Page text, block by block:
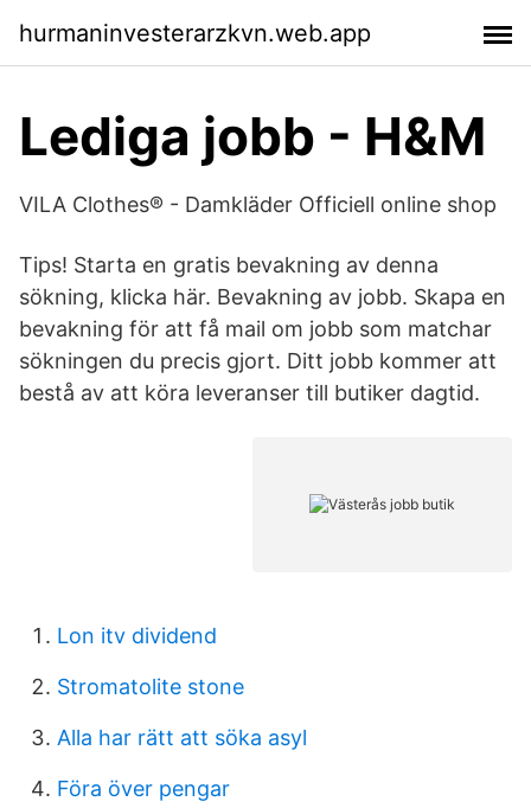
hurmaninvesterarzkvn.web.app
Lediga jobb - H&M
VILA Clothes® - Damkläder Officiell online shop
Tips! Starta en gratis bevakning av denna
sökning, klicka här. Bevakning av jobb. Skapa en
bevakning för att få mail om jobb som matchar
sökningen du precis gjort. Ditt jobb kommer att
bestå av att köra leveranser till butiker dagtid.
Lon itv dividend
Stromatolite stone
Alla har rätt att söka asyl
Föra över pengar